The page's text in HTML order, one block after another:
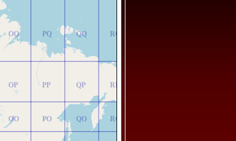
OO
OP
OQ
PO
PP
PQ
QO
QP
QQ
RO
RP
RQ